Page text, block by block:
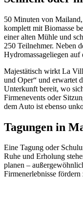
50 Minuten von
komplett mit Biomasse
einer alten Mühle und
250 Teilnehmer. Neben
Hydromassageliegen
Majestätisch wirkt La
und Oper“ und erwartet
Unterkunft bereit, wo
Firmenevents oder
dem Auto ist ebenso
Tagungen in
Eine Tagung oder
Ruhe und Erholung
planen –
Firmenerlebnisse